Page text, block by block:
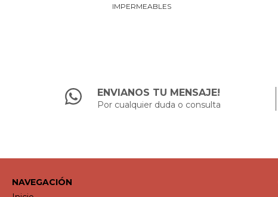
IMPERMEABLES
ENVIANOS TU MENSAJE!
Por cualquier duda o consulta
NAVEGACIÓN